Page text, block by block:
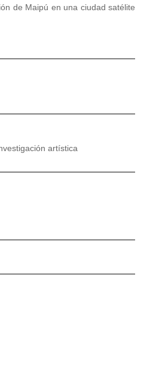
de Maipú en una ciudad satélite
artística